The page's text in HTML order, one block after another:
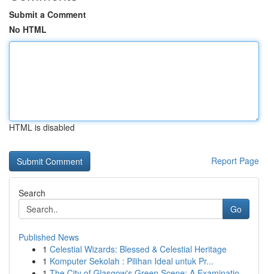
Submit a Comment
No HTML
HTML is disabled
Report Page
Search
Go
Published News
1 Celestial Wizards: Blessed & Celestial Heritage
1 Komputer Sekolah : Pilihan Ideal untuk Pr...